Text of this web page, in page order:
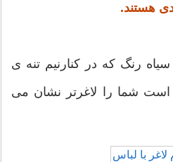
هستند.
رنگ که در کنارنیم تنه ی
شما را لاغرتر نشان می